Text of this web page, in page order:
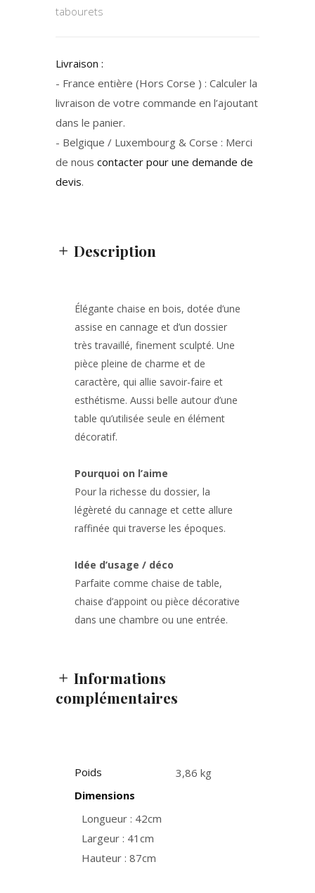
tabourets
Livraison :
- France entière (Hors Corse ) : Calculer la
livraison de votre commande en l’ajoutant
dans le panier.
- Belgique / Luxembourg & Corse : Merci
de nous contacter pour une demande de
devis.
Description
Élégante chaise en bois, dotée d’une
assise en cannage et d’un dossier
très travaillé, finement sculpté. Une
pièce pleine de charme et de
caractère, qui allie savoir-faire et
esthétisme. Aussi belle autour d’une
table qu’utilisée seule en élément
décoratif.
Pourquoi on l’aime
Pour la richesse du dossier, la
légèreté du cannage et cette allure
raffinée qui traverse les époques.
Idée d’usage / déco
Parfaite comme chaise de table,
chaise d’appoint ou pièce décorative
dans une chambre ou une entrée.
Informations
complémentaires
Poids
3,86 kg
Dimensions
Longueur : 42cm
Largeur : 41cm
Hauteur : 87cm